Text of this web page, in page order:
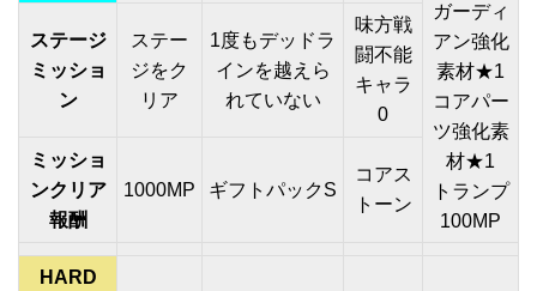
ガーディ
アン強化
素材★1
コアパー
ツ強化素
材★1
トランプ
100MP
ステージ
ミッショ
ン
ステー
ジをク
リア
1度もデッドラ
インを越えら
れていない
味方戦
闘不能
キャラ
0
ミッショ
ンクリア
報酬
1000MP ギフトパックS
コアス
トーン
HARD